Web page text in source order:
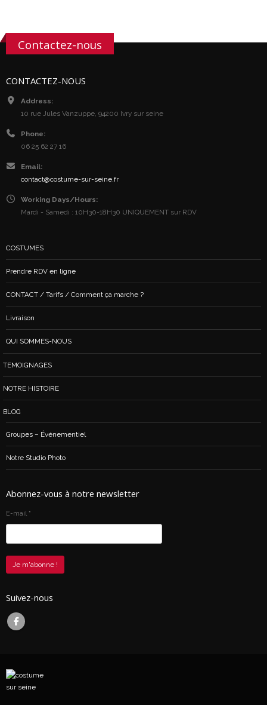
Contactez-nous
CONTACTEZ-NOUS
Address:
10 rue Jules Vanzuppe, 94200 Ivry sur seine
Phone:
06 25 62 27 16
Email:
contact@costume-sur-seine.fr
Working Days/Hours:
Mardi - Samedi : 10H30-18H30 UNIQUEMENT sur RDV
COSTUMES
Prendre RDV en ligne
CONTACT / Tarifs / Comment ça marche ?
Livraison
QUI SOMMES-NOUS
TEMOIGNAGES
NOTRE HISTOIRE
BLOG
Groupes – Événementiel
Notre Studio Photo
Abonnez-vous à notre newsletter
E-mail *
Suivez-nous